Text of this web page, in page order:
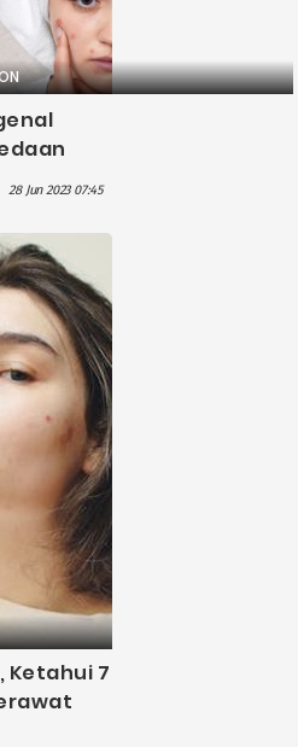
dan
28 Jun 2023 07:45
Ketahui 7